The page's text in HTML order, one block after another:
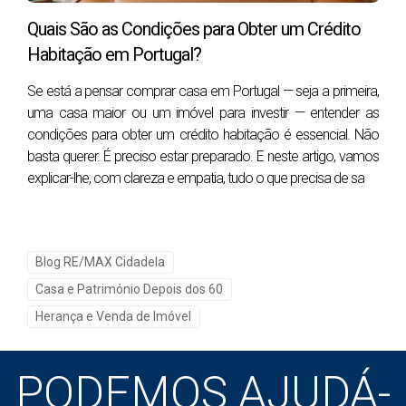
partilha. O benefício principal é não mexer já no
património. O risco principal é deixar tudo por resolver
quando a família já está emocionalmente fragilizada.
Prós e contras: doação em vida vs
transmissão por herança
e prevenir problemas; a herança tende a ser melhor
para quem não quer alienar já o imóvel ou alterar o
equilíbrio patrimonial em vida. Nenhuma opção é
automaticamente “mais barata” em todos os casos.
Critério Doação em vida Herança
Quais São as Condições para Obter um Crédito
Habitação em Portugal?
Se está a pensar comprar casa em Portugal — seja a primeira,
uma casa maior ou um imóvel para investir — entender as
condições para obter um crédito habitação é essencial. Não
basta querer. É preciso estar preparado. E neste artigo, vamos
explicar-lhe, com clareza e empatia, tudo o que precisa de sa
Blog RE/MAX Cidadela
Casa e Património Depois dos 60
Herança e Venda de Imóvel
PODEMOS AJUDÁ-